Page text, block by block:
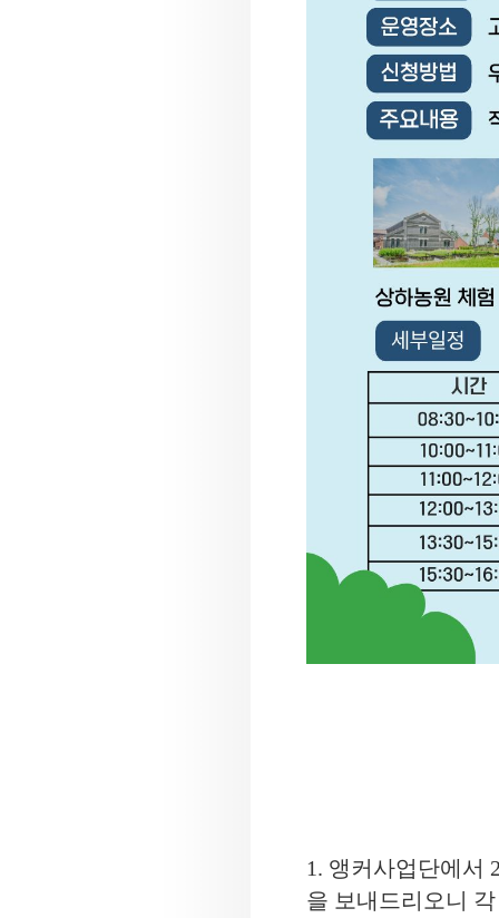
1. 앵커사업단에서
을 보내드리오니